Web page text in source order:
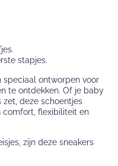
stapjes.
speciaal ontworpen voor
te ontdekken. Of je baby
deze schoentjes
comfort, flexibiliteit en
zijn deze sneakers